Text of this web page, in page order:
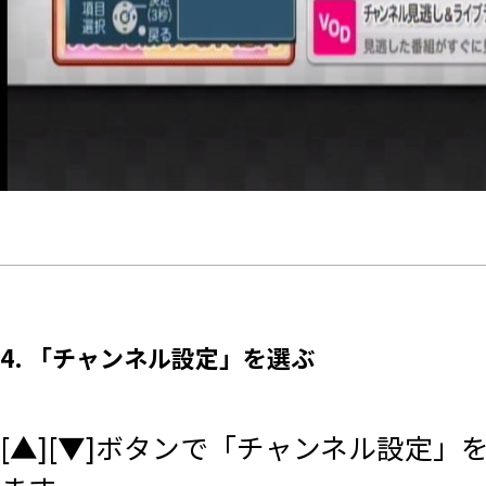
4. 「チャンネル設定」を選ぶ
[▲][▼]ボタンで「チャンネル設定」